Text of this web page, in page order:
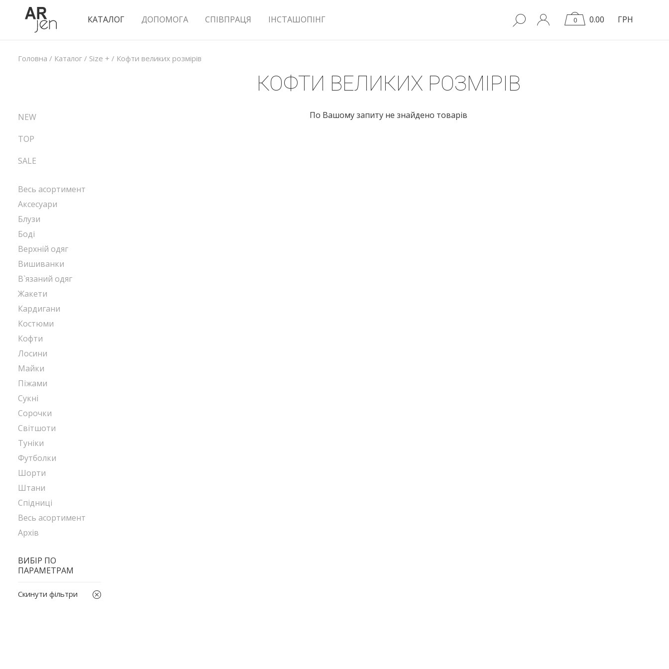
КАТАЛОГ ДОПОМОГА СПІВПРАЦЯ ІНСТАШОПІНГ 0 0.00 ГРН
Головна / Каталог / Size + / Кофти великих розмірів
КОФТИ ВЕЛИКИХ РОЗМІРІВ
По Вашому запиту не знайдено товарів
NEW
TOP
SALE
Весь асортимент
Аксесуари
Блузи
Боді
Верхній одяг
Вишиванки
В`язаний одяг
Жакети
Кардигани
Костюми
Кофти
Лосини
Майки
Піжами
Сукні
Сорочки
Світшоти
Туніки
Футболки
Шорти
Штани
Спідниці
Весь асортимент
Архів
ВИБІР ПО
ПАРАМЕТРАМ
Скинути фільтри